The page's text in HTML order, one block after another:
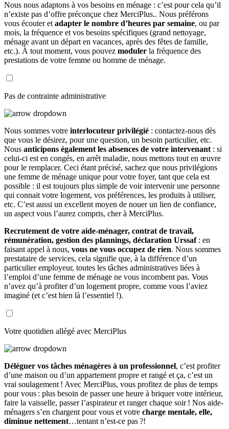
Nous nous adaptons à vos besoins en ménage : c’est pour cela qu’il
n’existe pas d’offre préconçue chez MerciPlus.. Nous préférons
vous écouter et adapter le nombre d’heures par semaine, ou par
mois, la fréquence et vos besoins spécifiques (grand nettoyage,
ménage avant un départ en vacances, après des fêtes de famille,
etc.). À tout moment, vous pouvez moduler la fréquence des
prestations de votre femme ou homme de ménage.
Pas de contrainte administrative
Nous sommes votre interlocuteur privilégié : contactez-nous dès
que vous le désirez, pour une question, un besoin particulier, etc.
Nous anticipons également les absences de votre intervenant : si
celui-ci est en congés, en arrêt maladie, nous mettons tout en œuvre
pour le remplacer. Ceci étant précisé, sachez que nous privilégions
une femme de ménage unique pour votre foyer, tant que cela est
possible : il est toujours plus simple de voir intervenir une personne
qui connait votre logement, vos préférences, les produits à utiliser,
etc. C’est aussi un excellent moyen de nouer un lien de confiance,
un aspect vous l’aurez compris, cher à MerciPlus.
Recrutement de votre aide-ménager, contrat de travail,
rémunération, gestion des plannings, déclaration Urssaf: en
faisant appel à nous, vous ne vous occupez de rien. Nous sommes
prestataire de services, cela signifie que, à la différence d’un
particulier employeur, toutes les tâches administratives liées à
l’emploi d’une femme de ménage ne vous incombent pas. Vous
n’avez qu’à profiter d’un logement propre, comme vous l’aviez
imaginé (et c’est bien là l’essentiel !).
Votre quotidien allégé avec MerciPlus
Déléguer vos tâches ménagères à un professionnel, c’est profiter
d’une maison ou d’un appartement propre et rangé et ça, c’est un
vrai soulagement ! Avec MerciPlus, vous profitez de plus de temps
pour vous : plus besoin de passer une heure à briquer votre intérieur,
faire la vaisselle, passer l’aspirateur et ranger chaque soir ! Nos aide-
ménagers s’en chargent pour vous et votre charge mentale, elle,
diminue nettement…tentant n’est-ce pas ?!